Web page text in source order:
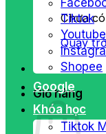
Chưa
Quay
Giỏ hàng
Tiktok
Youtube
Shopee
Google
Khóa học
Tiktok